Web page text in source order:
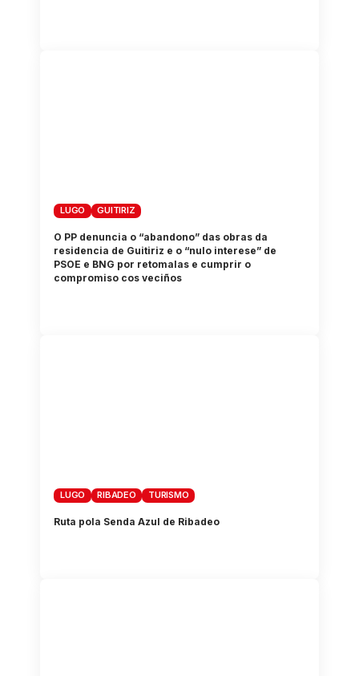
LUGO GUITIRIZ
O PP denuncia o “abandono” das obras da
residencia de Guitiriz e o “nulo interese” de
PSOE e BNG por retomalas e cumprir o
compromiso cos veciños
LUGO RIBADEO TURISMO
Ruta pola Senda Azul de Ribadeo